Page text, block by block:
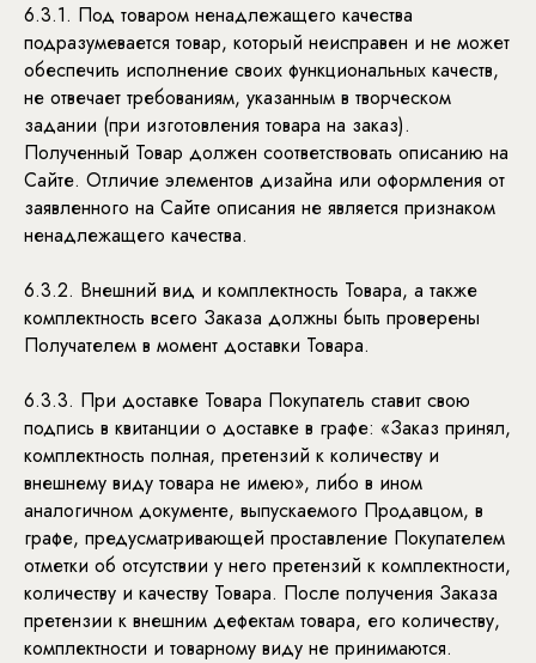
6.3.1. Под товаром ненадлежащего качества
подразумевается товар, который неисправен и не может
обеспечить исполнение своих функциональных качеств,
не отвечает требованиям, указанным в творческом
задании (при изготовления товара на заказ).
Полученный Товар должен соответствовать описанию на
Сайте. Отличие элементов дизайна или оформления от
заявленного на Сайте описания не является признаком
ненадлежащего качества.
6.3.2. Внешний вид и комплектность Товара, а также
комплектность всего Заказа должны быть проверены
Получателем в момент доставки Товара.
6.3.3. При доставке Товара Покупатель ставит свою
подпись в квитанции о доставке в графе: «Заказ принял,
комплектность полная, претензий к количеству и
внешнему виду товара не имею», либо в ином
аналогичном документе, выпускаемого Продавцом, в
графе, предусматривающей проставление Покупателем
отметки об отсутствии у него претензий к комплектности,
количеству и качеству Товара. После получения Заказа
претензии к внешним дефектам товара, его количеству,
комплектности и товарному виду не принимаются.
ОПЛАТА И ДОСТАВКА
ТАКЖЕ УНИКАЛЬНЫЕ ПРЕДЛОЖЕНИЯ, НОВОСТИ, ИНТЕРЕСНЫЕ
СТАТЬИ И МНОГОЕ ДРУГОЕ ДЛЯ ПОДПИСЧИКОВ НАШЕЙ
ПОЛИТИКА КОНФИДЕНЦИАЛЬНОСТИ
ПУБЛИЧНАЯ ОФЕРТА
УСЛОВИЯ ВОЗВРАТА
УХОД ЗА ОДЕЖДОЙ
ТЕЛЕГРАМ
БОНУСНАЯ СИСТЕМА
КОНТАКТЫ